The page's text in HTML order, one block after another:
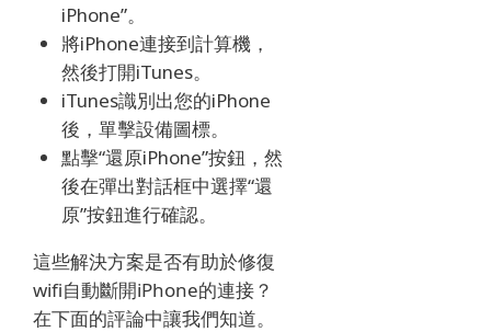
iPhone”。
將iPhone連接到計算機，
然後打開iTunes。
iTunes識別出您的iPhone
後，單擊設備圖標。
點擊“還原iPhone”按鈕，然
後在彈出對話框中選擇“還
原”按鈕進行確認。
這些解決方案是否有助於修復
wifi自動斷開iPhone的連接？
在下面的評論中讓我們知道。